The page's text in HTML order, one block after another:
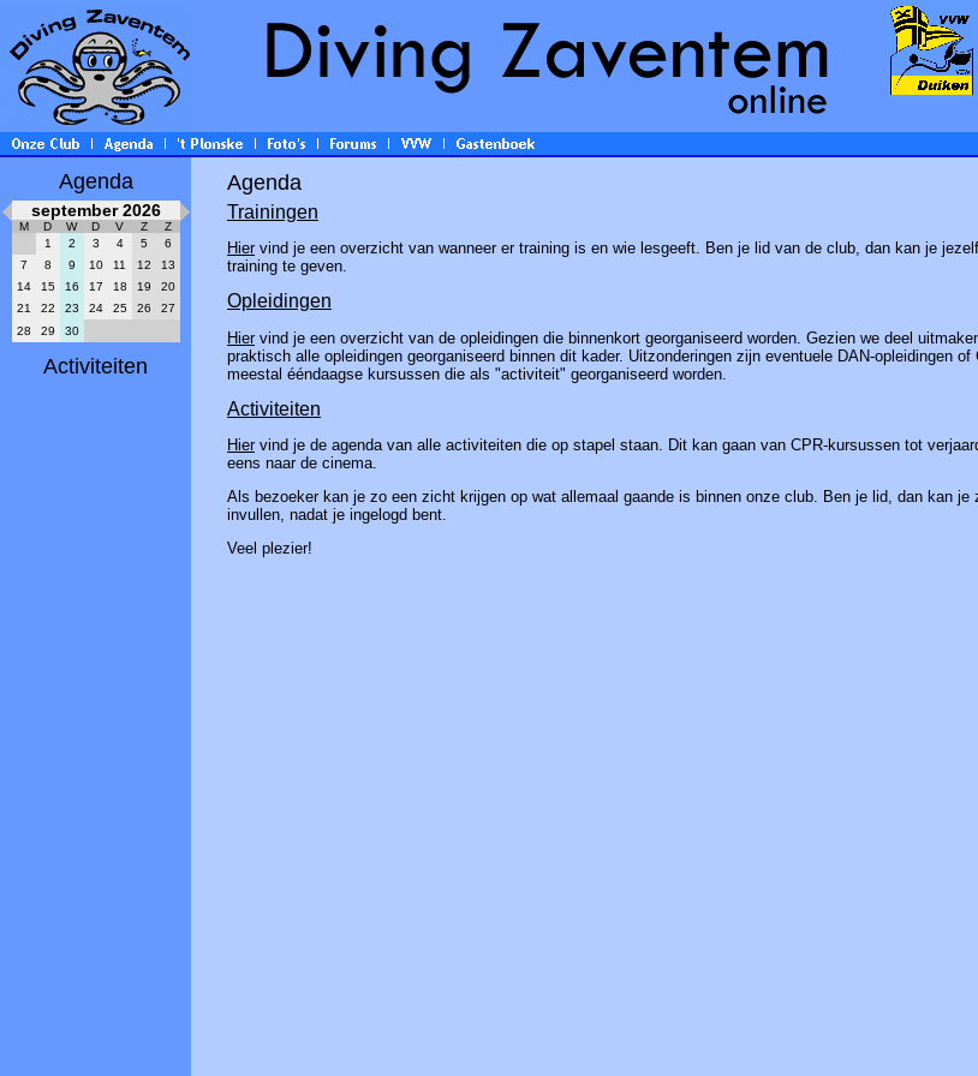
Agenda
september 2026
M D W D V Z
Z
1
2 3 4 5
6
7
8 9 10 11 12
13
14
15 16 17 18 19
20
21
22 23 24 25 26
27
28
29 30
Activiteiten
Agenda
Trainingen
Hiervind je een overzicht van wanneer er training is en wie lesgeeft. Ben je lid van de club, dan kan je
training te geven.
Opleidingen
Hiervind je een overzicht van de opleidingen die binnenkort georganiseerd worden. Gezien we deel
praktisch alle opleidingen georganiseerd binnen dit kader. Uitzonderingen zijn eventuele DAN-opleidingen
meestal ééndaagse kursussen die als "activiteit" georganiseerd worden.
Activiteiten
Hiervind je de agenda van alle activiteiten die op stapel staan. Dit kan gaan van CPR-kursussen tot
eens naar de cinema.
Als bezoeker kan je zo een zicht krijgen op wat allemaal gaande is binnen onze club. Ben je lid, dan kan je
invullen, nadat je ingelogd bent.
Veel plezier!